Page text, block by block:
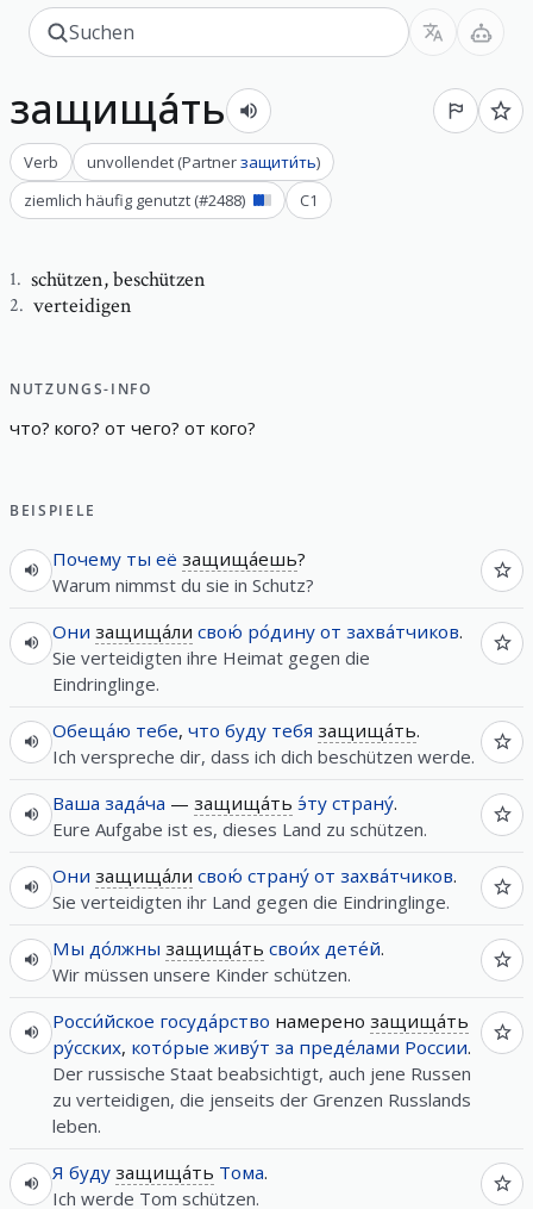
защища́ть
Verb unvollendet (Partnerзащити́ть)
ziemlich häufig genutzt (#2488) C1
1. schützen,beschützen
2. verteidigen
NUTZUNGS-INFO
что? кого? от чего? от кого?
BEISPIELE
Почему ты её защища́ешь?
Warum nimmst du sie in Schutz?
Они защища́ли свою́ ро́дину от захва́тчиков.
Sie verteidigten ihre Heimat gegen die
Eindringlinge.
Обеща́ю тебе, что буду тебя защища́ть.
Ich verspreche dir, dass ich dich beschützen werde.
Ваша зада́ча — защища́ть э́ту страну́.
Eure Aufgabe ist es, dieses Land zu schützen.
Они защища́ли свою́ страну́ от захва́тчиков.
Sie verteidigten ihr Land gegen die Eindringlinge.
Мы до́лжны защища́ть свои́х дете́й.
Wir müssen unsere Kinder schützen.
Росси́йское госуда́рство намерено защища́ть
ру́сских, кото́рые живу́т за преде́лами России.
Der russische Staat beabsichtigt, auch jene Russen
zu verteidigen, die jenseits der Grenzen Russlands
leben.
Я буду защища́ть Тома.
Ich werde Tom schützen.